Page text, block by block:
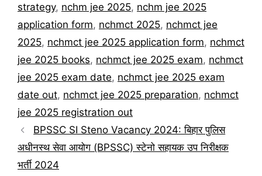
strategy, nchm jee 2025, nchm jee 2025
application form, nchmct 2025, nchmct jee
2025, nchmct jee 2025 application form, nchmct
jee 2025 books, nchmct jee 2025 exam, nchmct
jee 2025 exam date, nchmct jee 2025 exam
date out, nchmct jee 2025 preparation, nchmct
jee 2025 registration out
BPSSC SI Steno Vacancy 2024: बिहार पुलिस
अधीनस्थ सेवा आयोग (BPSSC) स्टेनो सहायक उप निरीक्षक
भर्ती 2024